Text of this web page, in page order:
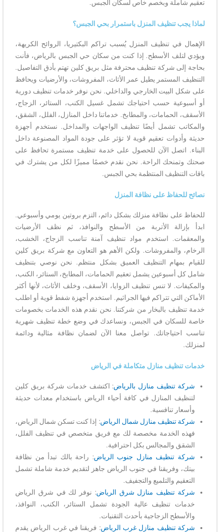
تعقيم شاملة وبخصم خاص لسكان الجبس.
لماذا يجب تنظيف المنزل باستمرار بحي الجبس؟
الإهمال في تنظيف المنزل يُسبب تراكم البكتيريا، الروائح الكريهة،
ويؤدي لتلف الأسطح. إذا كنت من سكان حي الجبس بالرياض، فأنت
بحاجة إلى شركة تنظيف محترفة مثل بريق كلين تهتم بأدق التفاصيل.
التنظيف المستمر يطيل عمر الأثاث، المفروشات، والأرضيات ويحافظ
على شكل البيت الخارجي والداخلي. نحن نوفر خدمات تنظيف دورية
أو أسبوعية حسب احتياجك تشمل غسيل الكنب، الستائر، الزجاج،
الأسقف، الحمامات، والمطابخ. خدماتنا داخل المنازل، الفلل، الشقق،
والمكاتب تشمل أيضًا تنظيف الواجهات والمداخل. نستخدم أجهزة
حديثة وأدوات تعقيم قوية لا تؤثر على جودة المواد المصنوعة داخل
البناء. اتصل الآن للحصول على خدمة تنظيف مستمرة تحافظ على
صحتك وتمنحك الراحة. نحن نقدم خصمًا مميزًا لكل من يشترك في
باقات التنظيف المنتظمة بحي الجبس.
نصائح للحفاظ على نظافة المنزل
للحفاظ على نظافة منزلك بشكل دائم، التزم بروتين يومي وأسبوعي.
ابدأ بإزالة الأتربة من الأسطح والنوافذ، ثم نظف الأرضيات
والمعقمات. استخدم مواد تنظيف آمنة تناسب الزجاج، الخشب،
الرخام، والمفروشات. ولكن الأهم هو التعاون مع شركة بريق كلين
للقيام بمهام التنظيف العميق بشكل منتظم. نحن نوصي بتنظيف
شامل كل أسبوعين يشمل تعقيم الحمامات، المطابخ، الستائر، الكنب،
والمكيفات. لا تنس تنظيف الزوايا، الأسقف، وخلف الأثاث، لأنها أكثر
الأماكن التي تتراكم فيها الجراثيم. استخدم أجهزة شفط قوية أو اطلب
خدمة تنظيف بالبخار من شركتنا. نحن نقدم هذه الخدمات بخصومات
خاصة للسكان في الجبس، ونساعدك في وضع خطة تنظيف شهرية
تناسب احتياجاتك. تواصل معنا الآن لضمان نظافة مثالية ودائمة
لمنزلك.
خدمات تنظيف منازل متكاملة في الرياض
شركة تنظيف منازل بالرياض: اكتشف خدمات شركة بريق كلين
لتنظيف المنازل في كافة أحياء الرياض باستخدام معدات حديثة
وأسعار تنافسية.
شركة تنظيف منازل شمال الرياض: إذا كنت تسكن شمال الرياض،
فهذه الخدمة مخصصة لك مع فريق متخصص في تنظيف الفلل،
الشقق والمجالس بكل احترافية.
شركة تنظيف منازل جنوب الرياض: راحة بالك تبدأ من نظافة
بيتك، وفريقنا في جنوب الرياض جاهز لتقديم خدمة شاملة تشمل
التعقيم والتلميع والتجفيف.
شركة تنظيف منازل شرق الرياض: نوفر لك في شرق الرياض
خدمات تنظيف عالية الجودة تشمل الستائر، الكنب، النوافذ،
والأسطح الزجاجية بأحدث التقنيات.
شركة تنظيف منازل غرب الرياض: فريقنا في غرب الرياض يقدم